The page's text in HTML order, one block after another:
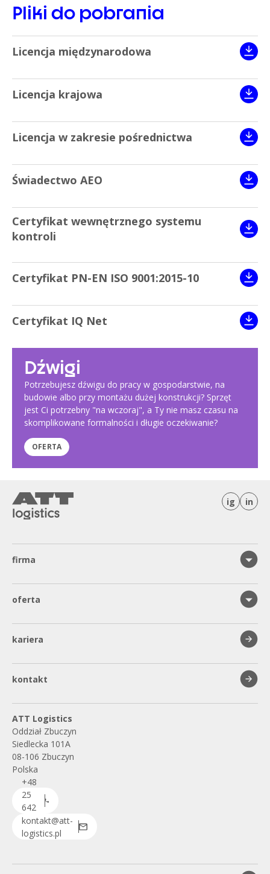
Pliki do pobrania
Licencja międzynarodowa
Licencja krajowa
Licencja w zakresie pośrednictwa
Świadectwo AEO
Certyfikat wewnętrznego systemu
kontroli
Certyfikat PN-EN ISO 9001:2015-10
Certyfikat IQ Net
Dźwigi
Potrzebujesz dźwigu do pracy w gospodarstwie, na
budowie albo przy montażu dużej konstrukcji? Sprzęt
jest Ci potrzebny "na wczoraj", a Ty nie masz czasu na
skomplikowane formalności i długie oczekiwanie?
OFERTA
ig in
firma
oferta
kariera
kontakt
ATT Logistics
Oddział Zbuczyn
Siedlecka 101A
08-106 Zbuczyn
Polska
+48
25
642
30 55
kontakt@att-
logistics.pl